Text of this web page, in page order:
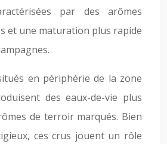
par des arômes
et une maturation plus rapide
en périphérie de la zone
des eaux-de-vie plus
de terroir marqués. Bien
ces crus jouent un rôle